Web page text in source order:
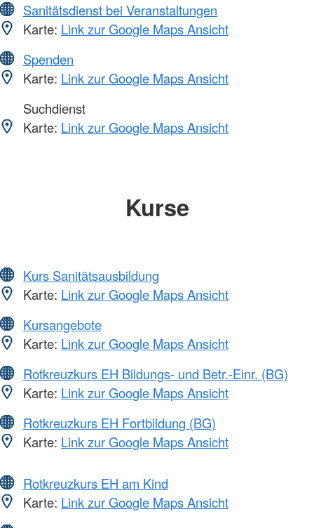
Sanitätsdienst bei Veranstaltungen
Karte: Link zur Google Maps Ansicht
Spenden
Karte: Link zur Google Maps Ansicht
Suchdienst
Karte: Link zur Google Maps Ansicht
Kurse
Kurs Sanitätsausbildung
Karte: Link zur Google Maps Ansicht
Kursangebote
Karte: Link zur Google Maps Ansicht
Rotkreuzkurs EH Bildungs- und Betr.-Einr. (BG)
Karte: Link zur Google Maps Ansicht
Rotkreuzkurs EH Fortbildung (BG)
Karte: Link zur Google Maps Ansicht
Rotkreuzkurs EH am Kind
Karte: Link zur Google Maps Ansicht